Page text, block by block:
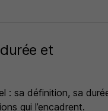
et
: sa définition, sa
qui l’encadrent.